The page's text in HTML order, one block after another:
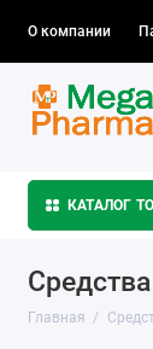
О компании
КАТАЛОГ
Главная